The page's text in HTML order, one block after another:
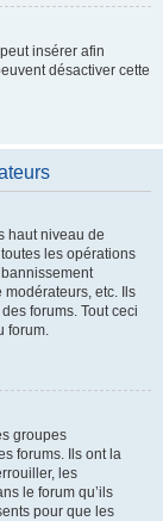
insérer afin
désactiver cette
haut niveau de
les opérations
modérateurs, etc. Ils
forums. Tout ceci
forum.
groupes
forums. Ils ont la
les
le forum qu’ils
pour que les